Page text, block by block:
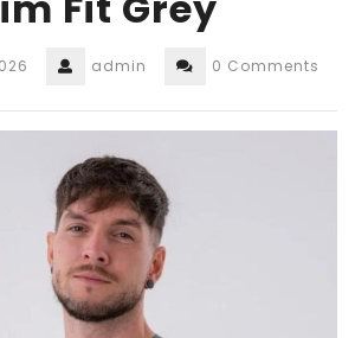
admin 0 Comments